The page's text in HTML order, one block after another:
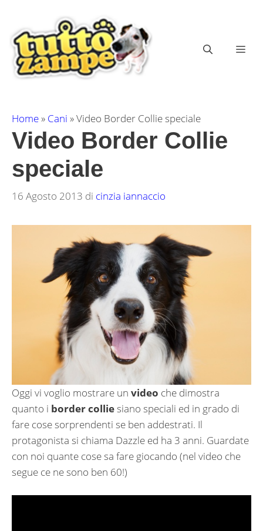
contenuto
Home» Cani »Video Border Collie speciale
Video Border Collie
speciale
16 Agosto 2013 di cinzia iannaccio
Oggi vi voglio mostrare un video che dimostra
quanto i border colliesiano speciali ed in grado di
fare cose sorprendenti se ben addestrati. Il
protagonista si chiama Dazzle ed ha 3 anni. Guardate
con noi quante cose sa fare giocando (nel video che
segue ce ne sono ben 60!)